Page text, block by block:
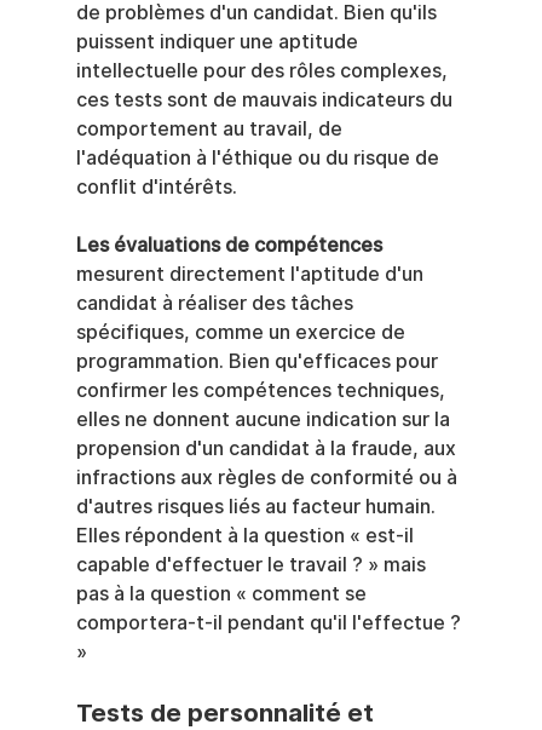
de problèmes d'un candidat. Bien qu'ils
puissent indiquer une aptitude
intellectuelle pour des rôles complexes,
ces tests sont de mauvais indicateurs du
comportement au travail, de
l'adéquation à l'éthique ou du risque de
conflit d'intérêts.
Les évaluations de compétences
mesurent directement l'aptitude d'un
candidat à réaliser des tâches
spécifiques, comme un exercice de
programmation. Bien qu'efficaces pour
confirmer les compétences techniques,
elles ne donnent aucune indication sur la
propension d'un candidat à la fraude, aux
infractions aux règles de conformité ou à
d'autres risques liés au facteur humain.
Elles répondent à la question « est-il
capable d'effectuer le travail ? » mais
pas à la question « comment se
comportera-t-il pendant qu'il l'effectue ?
»
Tests de personnalité et